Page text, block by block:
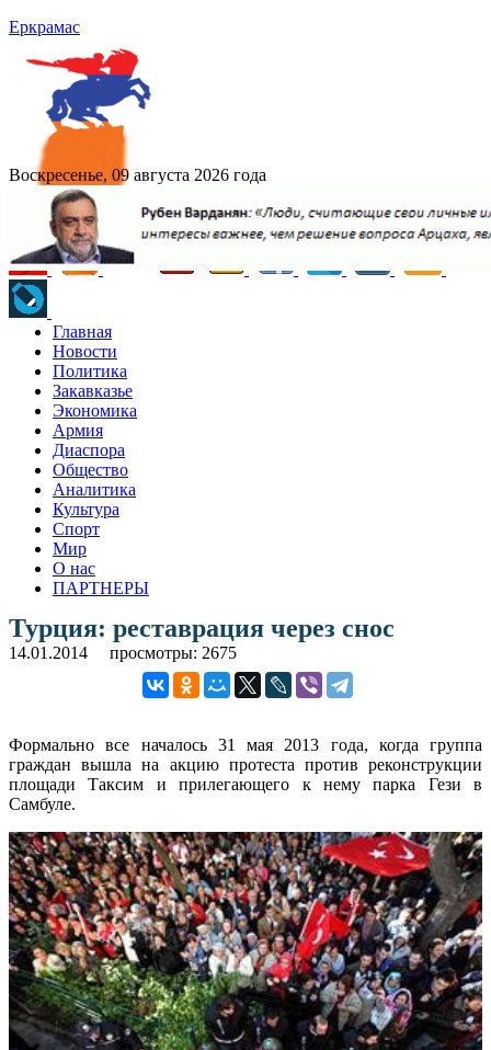
Еркрамас
Воскресенье, 09 августа 2026 года
Главная
Новости
Политика
Закавказье
Экономика
Армия
Диаспора
Общество
Аналитика
Культура
Спорт
Мир
О нас
ПАРТНЕРЫ
Турция: реставрация через снос
14.01.2014 просмотры: 2675
Формально все началось 31 мая 2013 года, когда группа
граждан вышла на акцию протеста против реконструкции
площади Таксим и прилегающего к нему парка Гези в
Самбуле.